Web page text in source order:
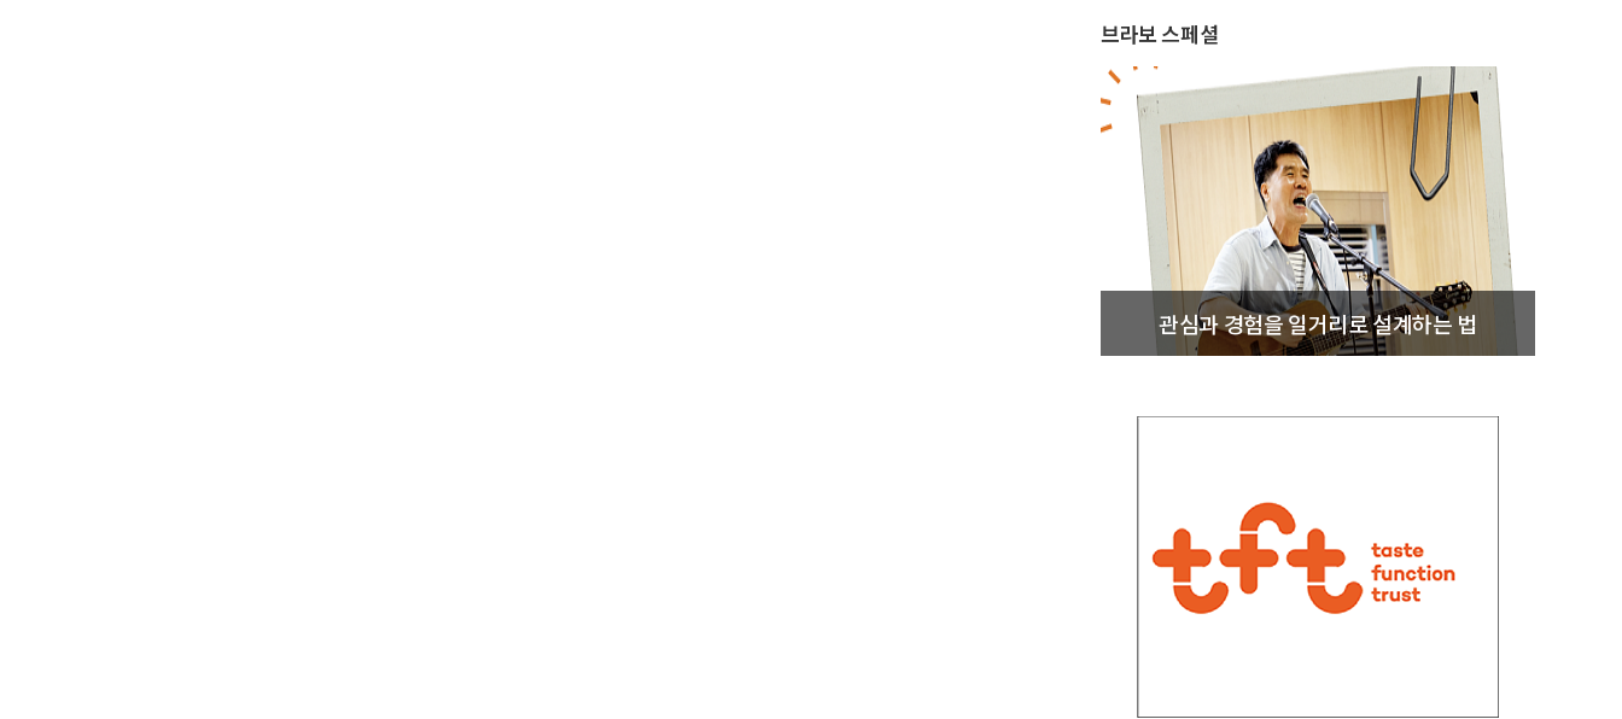
브라보 스페셜
관심과 경험을 일거리로 설계하는 법